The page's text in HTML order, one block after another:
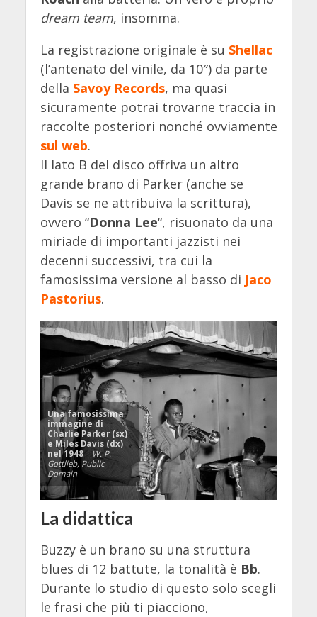
dream team, insomma.
La registrazione originale è su Shellac
(l’antenato del vinile, da 10″) da parte
della Savoy Records, ma quasi
sicuramente potrai trovarne traccia in
raccolte posteriori nonché ovviamente
sul web.
Il lato B del disco offriva un altro
grande brano di Parker (anche se
Davis se ne attribuiva la scrittura),
ovvero “Donna Lee“, risuonato da una
miriade di importanti jazzisti nei
decenni successivi, tra cui la
famosissima versione al basso di Jaco
Pastorius.
Una famosissima
immagine di
Charlie Parker (sx)
e Miles Davis (dx)
nel 1948–W. P.
Gottlieb, Public
Domain
La didattica
Buzzy è un brano su una struttura
blues di 12 battute, la tonalità è Bb.
Durante lo studio di questo solo scegli
le frasi che più ti piacciono,